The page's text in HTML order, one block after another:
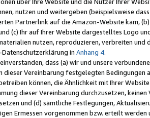
über Ihre Website und die Nutzer Ihrer
nutzen und weitergeben (beispielsweise
Partnerlink auf die Amazon-Website kam,
(c) Ihr auf Ihrer Website dargestelltes Logo
nutzen, reproduzieren, verbreiten
in Anhang 4.
dass (a) wir und unsere
dieser Vereinbarung festgelegten
können, die Ähnlichkeit mit Ihrer
dieser Vereinbarung durchzusetzen,
und (d) sämtliche Festlegungen,
Ermessen vorgenommen bzw. erteilt